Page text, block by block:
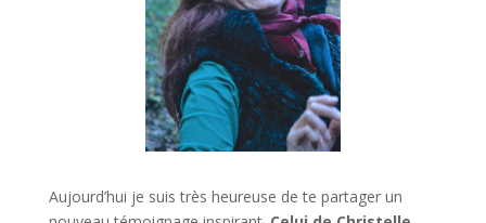
Aujourd’hui je suis très heureuse de te partager un